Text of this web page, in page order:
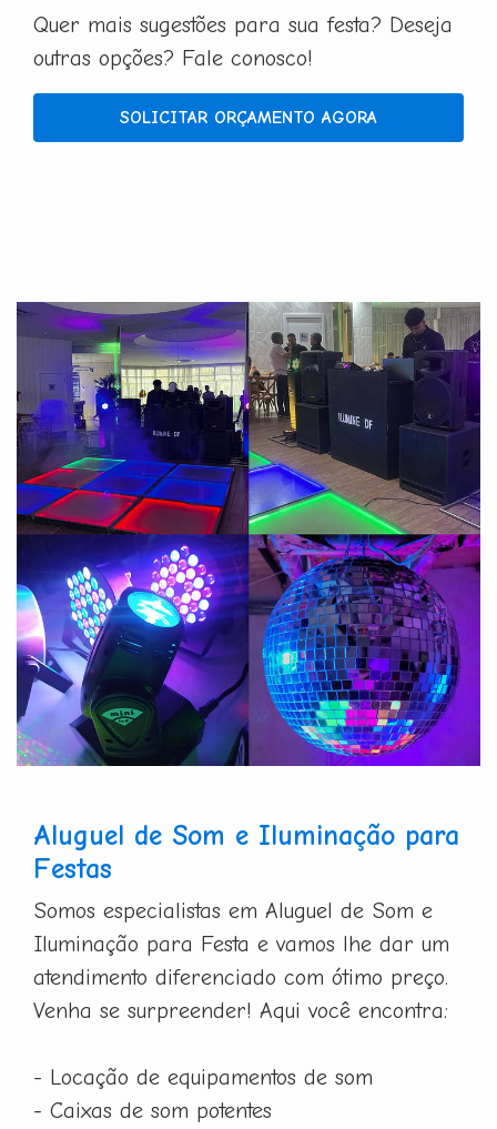
Quer mais sugestões para sua festa? Deseja
outras opções? Fale conosco!
SOLICITAR ORÇAMENTO AGORA
Aluguel de Som e Iluminação para
Festas
Somos especialistas em Aluguel de Som e
Iluminação para Festa e vamos lhe dar um
atendimento diferenciado com ótimo preço.
Venha se surpreender! Aqui você encontra:
- Locação de equipamentos de som
- Caixas de som potentes